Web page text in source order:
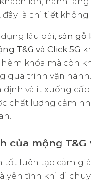
đây là chi tiết không
lâu dài, sàn gỗ
T&G và Click 5G
khóa mà còn
quá trình vận
định và ít xuống
chất lượng cảm
của mộng T&G
tốt luôn tạo cảm
yên tĩnh khi di